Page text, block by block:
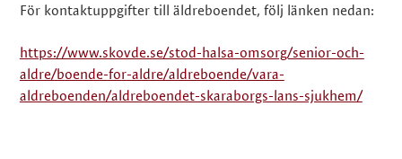
För kontaktuppgifter till äldreboendet, följ länken nedan:
https://www.skovde.se/stod-halsa-omsorg/senior-och-
aldre/boende-for-aldre/aldreboende/vara-
aldreboenden/aldreboendet-skaraborgs-lans-sjukhem/